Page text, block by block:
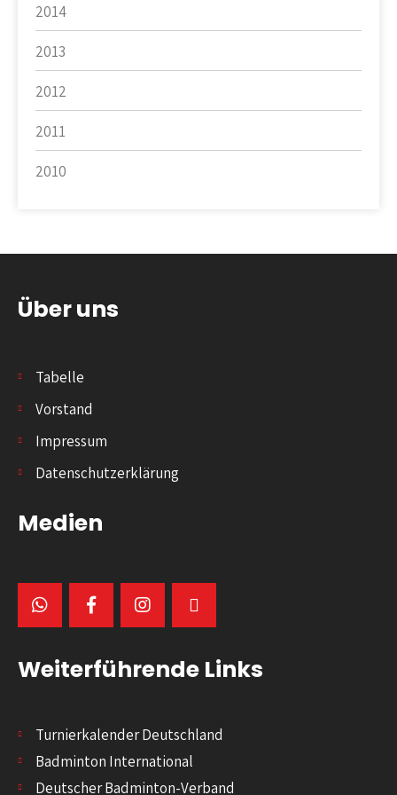
2014
2013
2012
2011
2010
Über uns
Tabelle
Vorstand
Impressum
Datenschutzerklärung
Medien
Weiterführende Links
Turnierkalender Deutschland
Badminton International
Deutscher Badminton-Verband